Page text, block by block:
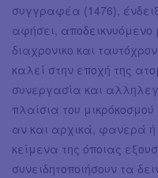
συγγραφέα (1476),
αφήσει,
διαχρονικο και
καλεί στην εποχή της
συνεργασία και
πλαίσια του
αν και αρχικά, φανερά
κείμενα της όποιας
συνειδητοποιήσουν τα